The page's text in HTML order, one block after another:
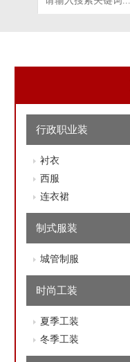
行政职业装
衬衣
西服
连衣裙
制式服装
城管制服
时尚工装
夏季工装
冬季工装